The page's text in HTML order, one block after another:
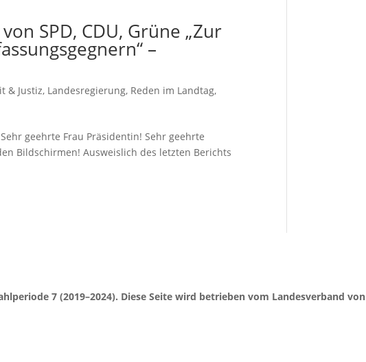
SPD, CDU, Grüne „Zur
–
& Justiz, Landesregierung, Reden im Landtag,
geehrte Frau Präsidentin! Sehr geehrte
Bildschirmen! Ausweislich des letzten Berichts
7 (2019–2024). Diese Seite wird betrieben vom Landesverband von